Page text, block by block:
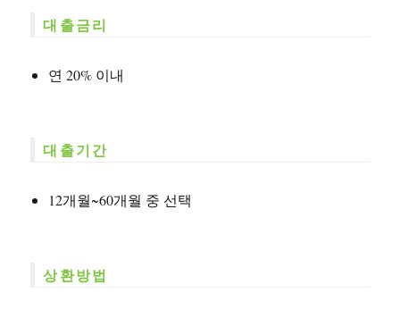
대출금리
연 20% 이내
대출기간
12개월~60개월 중 선택
상환방법